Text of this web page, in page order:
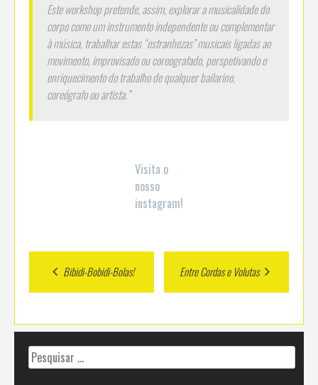
Este workshop pretende, assim, explorar a musicalidade do
corpo como um instrumento independente ou complementar
à música, trabalhar estas “estranhezas” musicais ligadas ao
movimento, improvisado ou coreografado, perspetivando o
enriquecimento do trabalho de qualquer bailarino,
coreógrafo ou artista.”
Visita o
nosso
instagram!
PostBibidi-Bobidi-Bolas! Entre Cordas e Volutas
Pesquisar
por: